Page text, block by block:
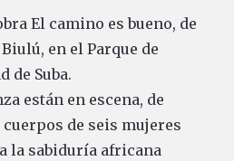
El camino es bueno, de
en el Parque de
de Suba.
están en escena, de
de seis mujeres
la sabiduría africana